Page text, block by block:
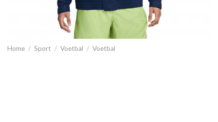
Home / Sport / Voetbal / Voetbal